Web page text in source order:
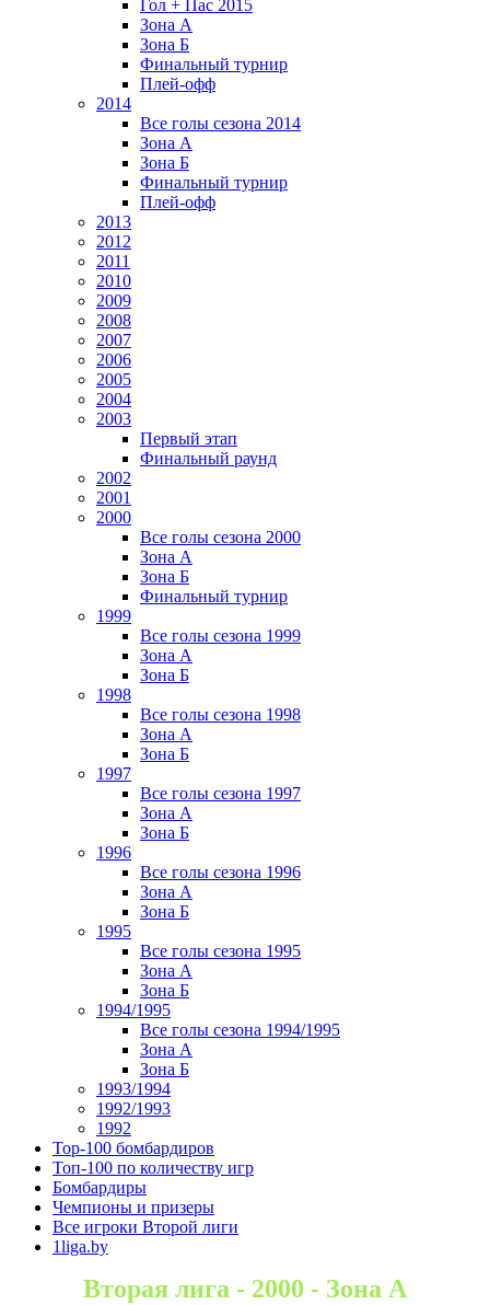
Гол + Пас 2015
Зона А
Зона Б
Финальный турнир
Плей-офф
2014
Все голы сезона 2014
Зона А
Зона Б
Финальный турнир
Плей-офф
2013
2012
2011
2010
2009
2008
2007
2006
2005
2004
2003
Первый этап
Финальный раунд
2002
2001
2000
Все голы сезона 2000
Зона А
Зона Б
Финальный турнир
1999
Все голы сезона 1999
Зона А
Зона Б
1998
Все голы сезона 1998
Зона А
Зона Б
1997
Все голы сезона 1997
Зона А
Зона Б
1996
Все голы сезона 1996
Зона А
Зона Б
1995
Все голы сезона 1995
Зона А
Зона Б
1994/1995
Все голы сезона 1994/1995
Зона А
Зона Б
1993/1994
1992/1993
1992
Top-100 бомбардиров
Топ-100 по количеству игр
Бомбардиры
Чемпионы и призеры
Все игроки Второй лиги
1liga.by
Вторая лига - 2000 - Зона А